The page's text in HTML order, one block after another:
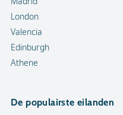
London
Valencia
Edinburgh
Athene
De populairste eilanden